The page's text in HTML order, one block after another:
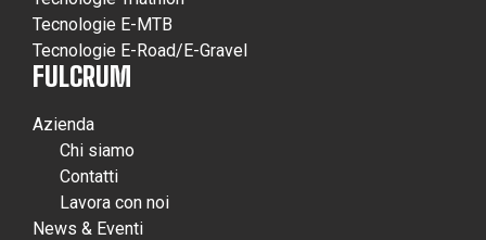
Tecnologie E-MTB
Tecnologie E-Road/E-Gravel
FULCRUM
Azienda
Chi siamo
Contatti
Lavora con noi
News & Eventi